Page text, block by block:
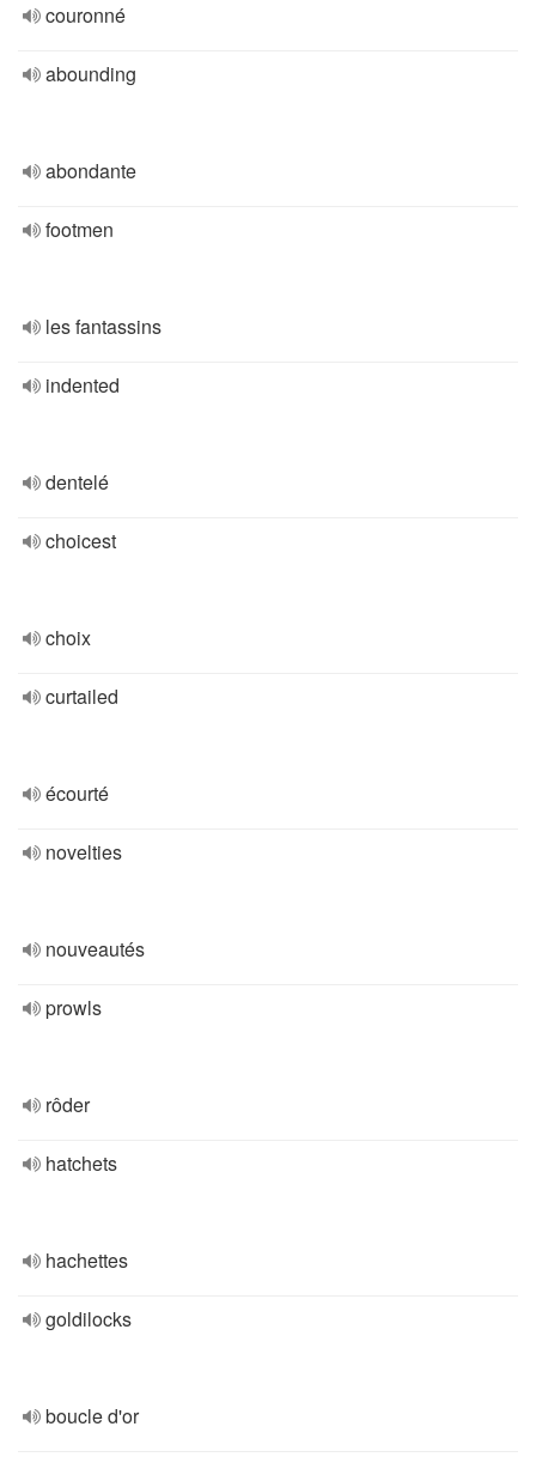
couronné
abounding
abondante
footmen
les fantassins
indented
dentelé
choicest
choix
curtailed
écourté
novelties
nouveautés
prowls
rôder
hatchets
hachettes
goldilocks
boucle d'or